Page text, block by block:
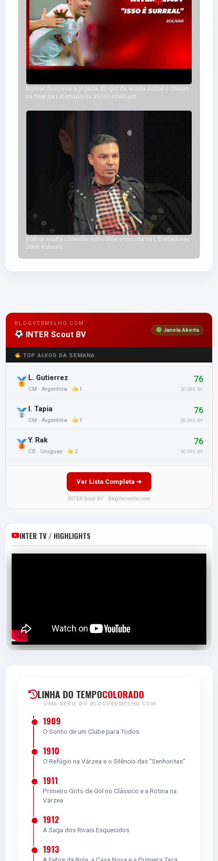
Bolívar descreve a jogada do gol da virada sobre o Chivas,
na final da Libertadores 2010 | InterCast
Bolívar exalta conexão entre time e torcida na Libertadores
2006 #shorts
BLOGVERMELHO.COM
INTER Scout BV Janela Aberta
TOP ALVOS DA SEMANA
L. Gutierrez
CM · Argentina · 1
76
SCORE BV
I. Tapia
CM · Argentina · 1
76
SCORE BV
Y. Rak
CB · Uruguay · 2
76
SCORE BV
Ver Lista Completa ➔
INTER Scout BV · BlogVermelho.com
INTER TV / HIGHLIGHTS
LINHA DO TEMPOCOLORADO
UMA SÉRIE DO BLOGVERMELHO.COM
1909
O Sonho de um Clube para Todos
1910
O Refúgio na Várzea e o Silêncio das “Senhoritas”
1911
Primeiro Grito de Gol no Clássico e a Rotina na
Várzea
1912
A Saga dos Rivais Esquecidos
1913
A Febre da Bola, a Casa Nova e a Primeira Taça